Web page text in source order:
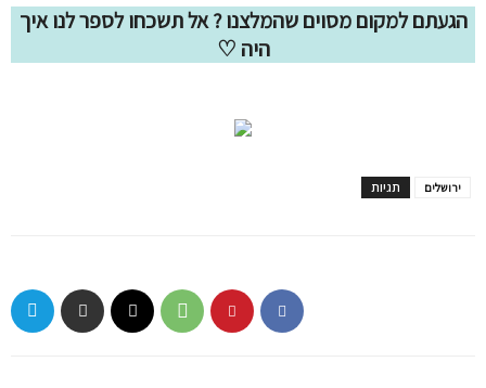
הגעתם למקום מסוים שהמלצנו ? אל תשכחו לספר לנו איך
היה ♡
תגיות ירושלים